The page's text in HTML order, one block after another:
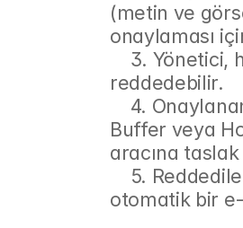
(metin ve
onaylaması
reddedebilir.
Buffer veya
aracına
otomatik bir